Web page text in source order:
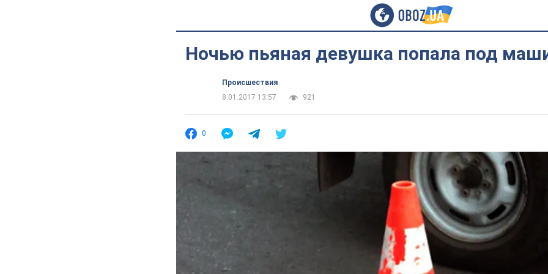
Ночью пьяная девушка попала под
Происшествия
8.01.2017 13:57
921
0